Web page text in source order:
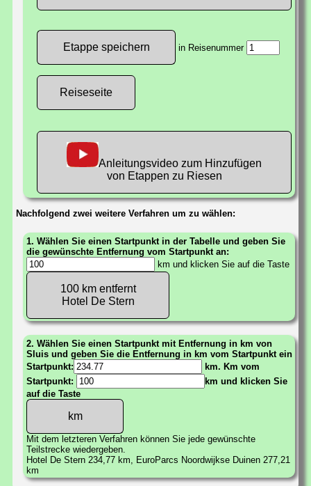
in Reisenummer
Reiseseite
Anleitungsvideo zum Hinzufügen
von Etappen zu Riesen
Nachfolgend zwei weitere Verfahren um zu wählen:
1. Wählen Sie einen Startpunkt in der Tabelle und geben Sie
die gewünschte Entfernung vom Startpunkt an:
km und klicken Sie auf die Taste
100 km entfernt
Hotel De Stern
2. Wählen Sie einen Startpunkt mit Entfernung in km von
Sluis und geben Sie die Entfernung in km vom Startpunkt ein
Startpunkt:
km. Km vom
Startpunkt:
km und klicken Sie
auf die Taste
Mit dem letzteren Verfahren können Sie jede gewünschte
Teilstrecke wiedergeben.
Hotel De Stern 234,77 km, EuroParcs Noordwijkse Duinen 277,21
km